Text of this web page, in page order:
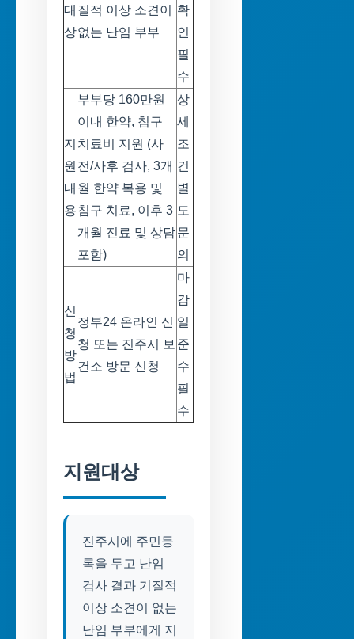
대
상
질적 이상 소견이
없는 난임 부부
확
인
필
수
지
원
내
용
부부당 160만원
이내 한약, 침구
치료비 지원 (사
전/사후 검사, 3개
월 한약 복용 및
침구 치료, 이후 3
개월 진료 및 상담
포함)
상
세
조
건
별
도
문
의
신
청
방
법
정부24 온라인 신
청 또는 진주시 보
건소 방문 신청
마
감
일
준
수
필
수
지원대상
진주시에 주민등
록을 두고 난임
검사 결과 기질적
이상 소견이 없는
난임 부부에게 지